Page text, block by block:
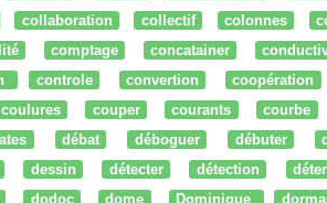
collaboration collectif colonnes
comptage concatainer
controle convertion coopération
coulures couper courants courbe
débat déboguer débuter
dessin détecter détection
dodoc dome Dominique